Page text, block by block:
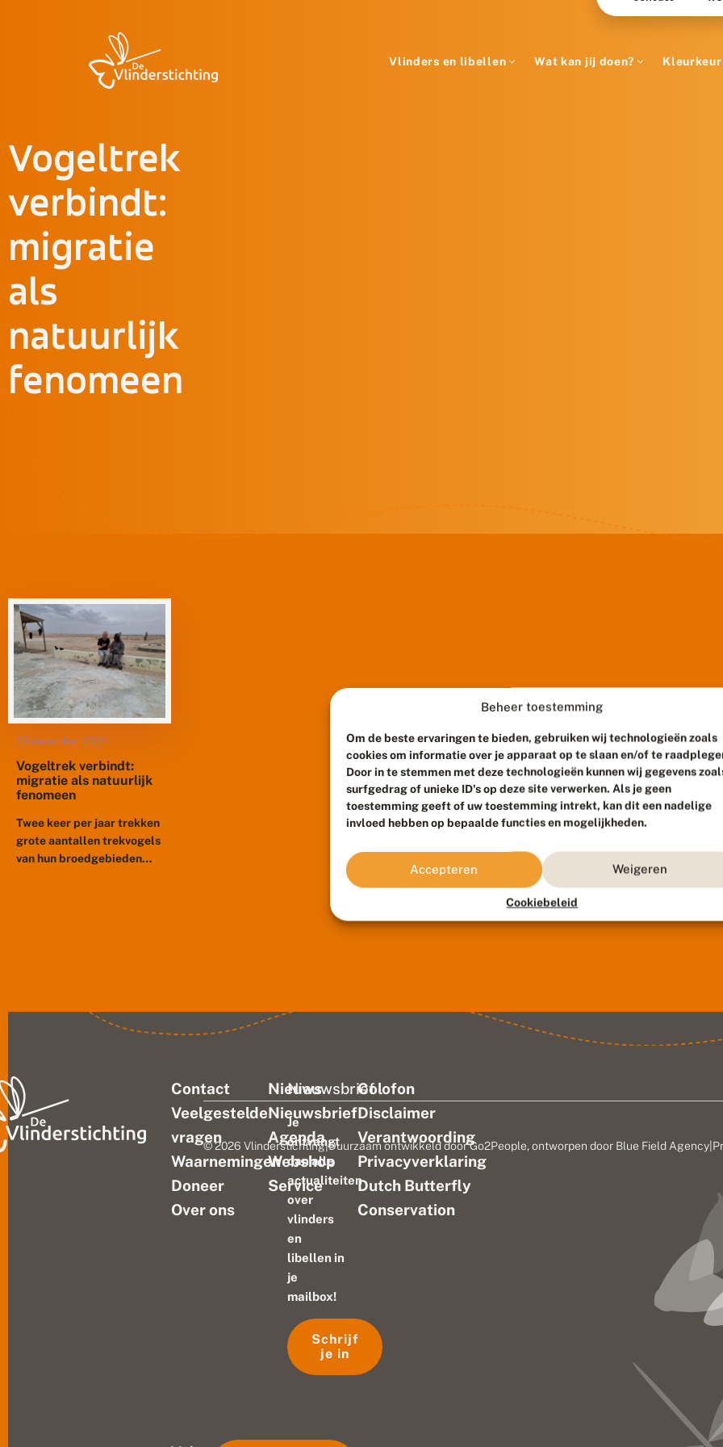
Beheer toestemming
Om de beste ervaringen te bieden, gebruiken wij technologieën zoals
cookies om informatie over je apparaat op te slaan en/of te
Door in te stemmen met deze technologieën kunnen wij gegevens
surfgedrag of unieke ID's op deze site verwerken. Als je geen
toestemming geeft of uw toestemming intrekt, kan dit een nadelige
invloed hebben op bepaalde functies en mogelijkheden.
Accepteren Weigeren
Cookiebeleid
Vlinders en libellen Wat kan jij doen? Kleurkeur
Vogeltrek
verbindt:
migratie
als
natuurlijk
fenomeen
25 december 2024
Vogeltrek verbindt:
migratie als natuurlijk
fenomeen
Twee keer per jaar trekken
grote aantallen trekvogels
van hun broedgebieden
Contact
Veelgestelde
vragen
Waarnemingen
Doneer
Over ons
Nieuws
Nieuwsbrief
Agenda
Webshop
Service
Colofon
Disclaimer
Verantwoording
Privacyverklaring
Dutch Butterfly
Conservation
Nieuwsbrief
Je
ontvangt
dan alle
actualiteiten
over
vlinders
en
libellen in
je
mailbox!
Schrijf
je in
© 2026 Vlinderstichting|Duurzaam ontwikkeld doorGo2People, ontworpen door Blue Field Agency